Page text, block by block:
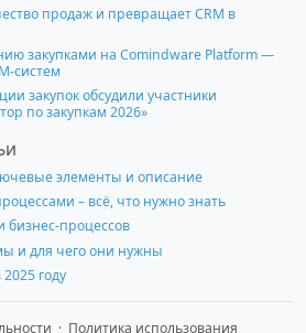
продаж и превращает CRM в
закупками на Comindware Platform —
систем
закупок обсудили участники
по закупкам 2026»
элементы и описание
– всё, что нужно знать
бизнес-процессов
и для чего они нужны
году
· Политика использования